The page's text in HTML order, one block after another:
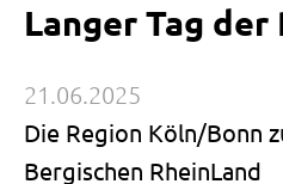
Langer Tag der
21.06.2025
Die Region Köln/Bonn
Bergischen RheinLand